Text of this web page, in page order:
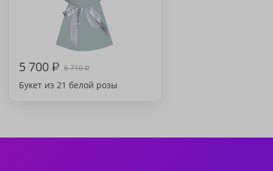
5 700₽ 6 710₽
Букет из 21 белой розы